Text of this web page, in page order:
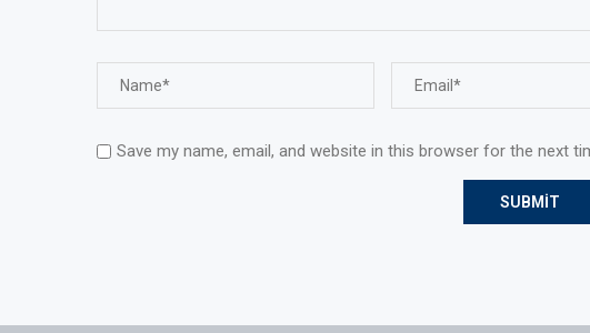
Save my name, email, and website in this browser for the next